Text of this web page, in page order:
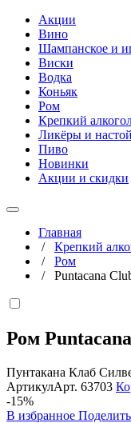
Акции
Вино
Шампанское и
Виски
Водка
Коньяк
Ром
Крепкий
Ликёры и
Пиво
Новинки
Акции и скидки
Главная
/ Крепкий
/ Ром
/ Puntacana
Ром
Пунтакана Клаб
АртикулАрт. 63703
-15%
В избранное